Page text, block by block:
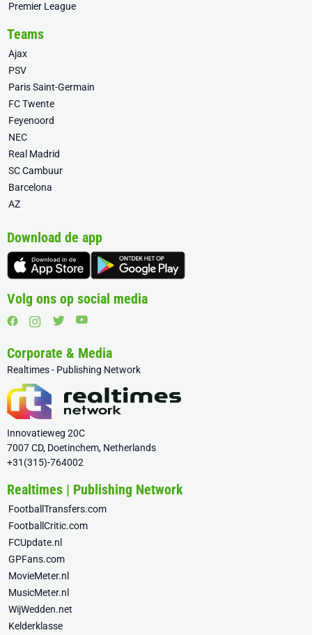
Premier League
Teams
Ajax
PSV
Paris Saint-Germain
FC Twente
Feyenoord
NEC
Real Madrid
SC Cambuur
Barcelona
AZ
Download de app
Volg ons op social media
Corporate & Media
Realtimes - Publishing Network
Innovatieweg 20C
7007 CD, Doetinchem, Netherlands
+31(315)-764002
Realtimes | Publishing Network
FootballTransfers.com
FootballCritic.com
FCUpdate.nl
GPFans.com
MovieMeter.nl
MusicMeter.nl
WijWedden.net
Kelderklasse